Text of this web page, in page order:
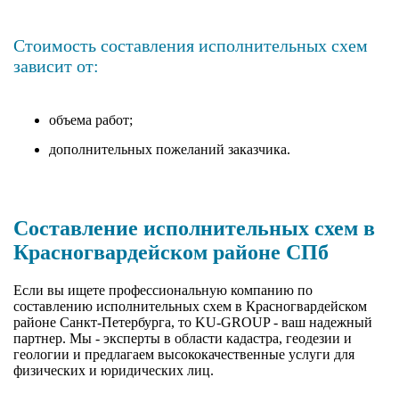
Стоимость составления исполнительных схем
зависит от:
объема работ;
дополнительных пожеланий заказчика.
Составление исполнительных схем в
Красногвардейском районе СПб
Если вы ищете профессиональную компанию по
составлению исполнительных схем в Красногвардейском
районе Санкт-Петербурга, то KU-GROUP - ваш надежный
партнер. Мы - эксперты в области кадастра, геодезии и
геологии и предлагаем высококачественные услуги для
физических и юридических лиц.